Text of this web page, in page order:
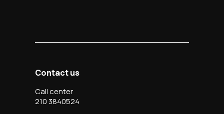
Contact us
Call center
210 3840524